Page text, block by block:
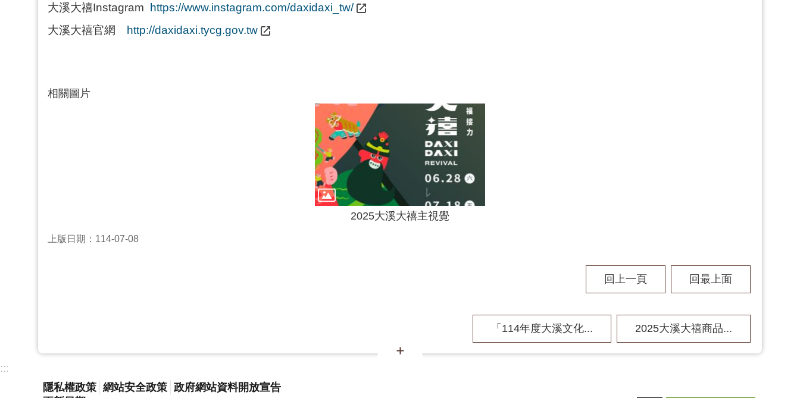
大溪大禧Instagram https://www.instagram.com/daxidaxi_tw/
大溪大禧官網 http://daxidaxi.tycg.gov.tw
相關圖片
2025大溪大禧主視覺
上版日期：114-07-08
回上一頁 回最上面
「114年度大溪文化... 2025大溪大禧商品...
:::
隱私權政策 網站安全政策 政府網站資料開放宣告